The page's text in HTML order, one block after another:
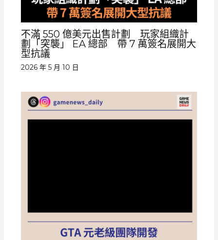
不滿 550 億美元出售計劃 玩家組織計
劃「突襲」 EA 總部 帶 7 萬簽名展開大
型抗議
2026 年 5 月 10 日